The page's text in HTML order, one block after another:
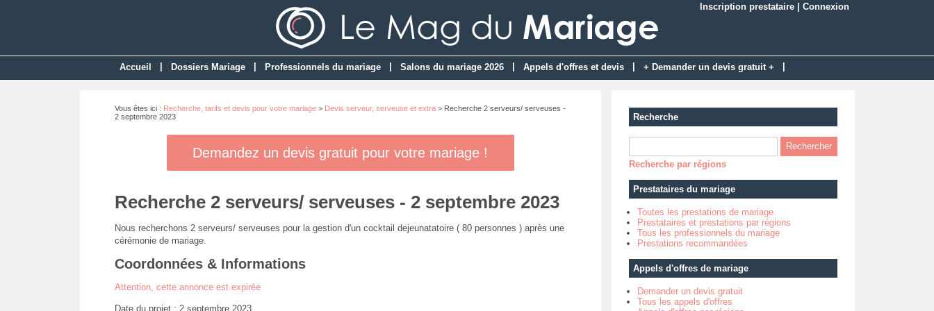
Inscription prestataire Connexion
Accueil Dossiers Mariage Professionnels du mariage Salons du mariage 2026 Appels d'offres et devis + Demander un devis gratuit +
Vous êtes ici : Recherche, tarifs et devis pour votre mariage> Devis serveur, serveuse et extra> Recherche 2 serveurs/ serveuses -
2 septembre 2023
Demandez un devis gratuit pour votre mariage !
Recherche 2 serveurs/ serveuses - 2 septembre 2023
Nous recherchons 2 serveurs/ serveuses pour la gestion d'un cocktail dejeunatatoire ( 80 personnes ) après une
cérémonie de mariage.
Coordonnées & Informations
Attention, cette annonce est expirée
Date du projet : 2 septembre 2023
Recherche
Recherche par régions
Prestataires du mariage
Toutes les prestations de mariage
Prestataires et prestations par régions
Tous les professionnels du mariage
Prestations recommandées
Appels d'offres de mariage
Demander un devis gratuit
Tous les appels d'offres